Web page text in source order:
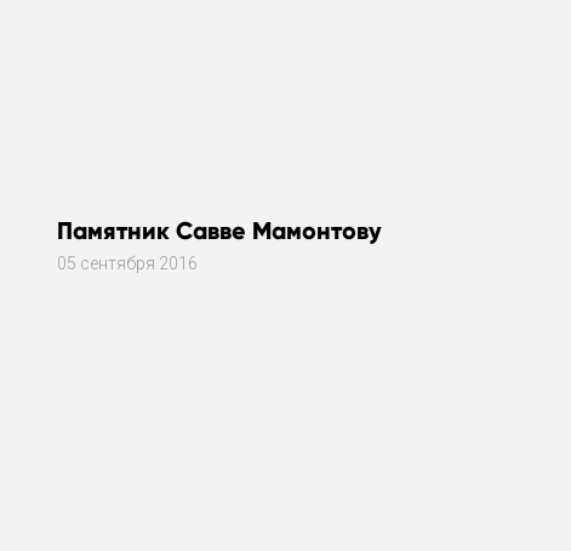
Памятник Савве Мамонтову
05 сентября 2016